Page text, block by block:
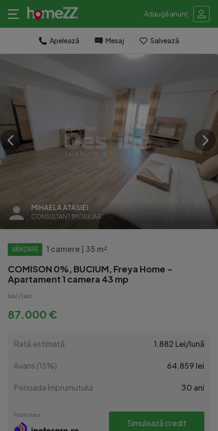
Adaugă anunț
Apelează Mesaj Salvează
MIHAELA ATASIEI
CONSULTANT IMOBILIAR
VÂNZARE 1 camere | 35 m²
COMISON 0%, BUCIUM, Freya Home -
Apartament 1 camera 43 mp
Iasi / Iasi
87.000 €
Rată estimată 1.882 Lei/lună
Avans (15%) 64.859 lei
Perioada împrumutului 30 ani
Publicitate
Simulează credit